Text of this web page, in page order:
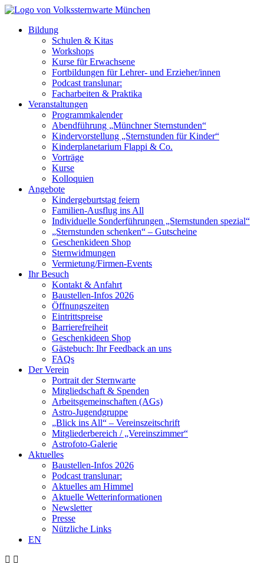
Bildung
Schulen & Kitas
Workshops
Kurse für Erwachsene
Fortbildungen für Lehrer- und Erzieher/innen
Podcast translunar:
Facharbeiten & Praktika
Veranstaltungen
Programmkalender
Abendführung „Münchner Sternstunden“
Kindervorstellung „Sternstunden für Kinder“
Kinderplanetarium Flappi & Co.
Vorträge
Kurse
Kolloquien
Angebote
Kindergeburtstag feiern
Familien-Ausflug ins All
Individuelle Sonderführungen „Sternstunden spezial“
„Sternstunden schenken“ – Gutscheine
Geschenkideen Shop
Sternwidmungen
Vermietung/Firmen-Events
Ihr Besuch
Kontakt & Anfahrt
Baustellen-Infos 2026
Öffnungszeiten
Eintrittspreise
Barrierefreiheit
Geschenkideen Shop
Gästebuch: Ihr Feedback an uns
FAQs
Der Verein
Portrait der Sternwarte
Mitgliedschaft & Spenden
Arbeitsgemeinschaften (AGs)
Astro-Jugendgruppe
„Blick ins All“ – Vereinszeitschrift
Mitgliederbereich / „Vereinszimmer“
Astrofoto-Galerie
Aktuelles
Baustellen-Infos 2026
Podcast translunar:
Aktuelles am Himmel
Aktuelle Wetterinformationen
Newsletter
Presse
Nützliche Links
EN